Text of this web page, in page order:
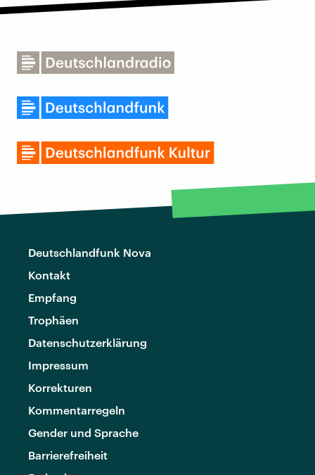
Deutschlandfunk Nova
Kontakt
Empfang
Trophäen
Datenschutzerklärung
Impressum
Korrekturen
Kommentarregeln
Gender und Sprache
Barrierefreiheit